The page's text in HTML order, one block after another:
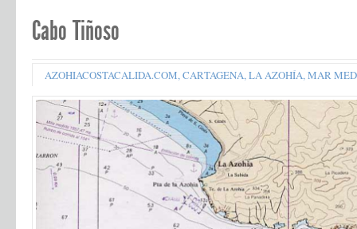
Cabo Tiñoso
AZOHIACOSTACALIDA.COM,CARTAGENA,LA AZOHÍA,MAR